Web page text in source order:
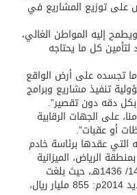
على توزيع المشاريع في
إليه المواطن الغالي،
كل ما يحتاجه
تجسده على أرض الواقع
تنفيذ مشاريع وبرامج
بكل دقه دون تقصير”.
على الجهات الرقابية
أو عقبات”.​
عقدها برئاسة خادم
الرياض، الميزانية
العامة للدولة للعام المالي الجديد 1435/ 1436هـ، حيث بلغت
الإيرادات العامة في ميزانية العام الجديد 2014م: 855 مليار ريال،